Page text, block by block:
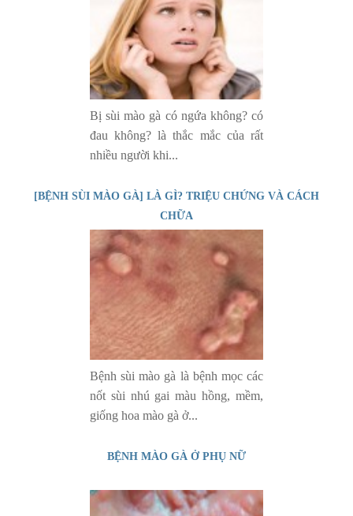
Bị sùi mào gà có ngứa không? có
đau không? là thắc mắc của rất
nhiều người khi...
[BỆNH SÙI MÀO GÀ] LÀ GÌ? TRIỆU CHỨNG VÀ CÁCH
CHỮA
Bệnh sùi mào gà là bệnh mọc các
nốt sùi nhú gai màu hồng, mềm,
giống hoa mào gà ở...
BỆNH MÀO GÀ Ở PHỤ NỮ